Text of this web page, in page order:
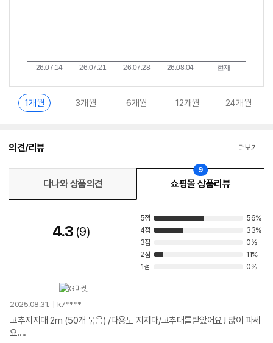
1개월 3개월 6개월 12개월 24개월
의견/리뷰 더보기
다나와 상품의견 쇼핑몰 상품리뷰
9
4.3 9
5점
56%
4점
33%
3점
0%
2점
11%
1점
0%
2025.08.31. k7****
고추지지대 2m (50개 묶음) /다용도 지지대/고추대를받았어요 ! 많이 파세
요....